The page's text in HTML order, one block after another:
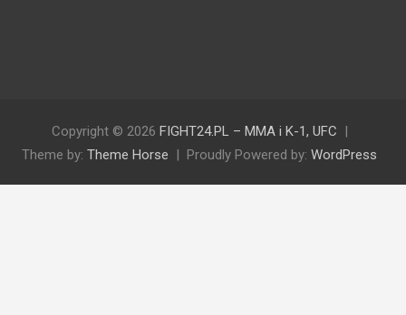
Copyright © 2026 FIGHT24.PL – MMA i K-1, UFC
Theme by: Theme Horse Proudly Powered by: WordPress